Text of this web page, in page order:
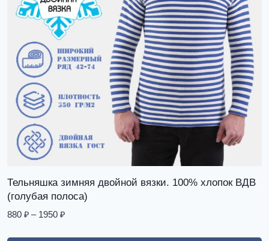
Тельняшка зимняя двойной вязки. 100% хлопок ВДВ
(голубая полоса)
880 ₽ – 1950 ₽